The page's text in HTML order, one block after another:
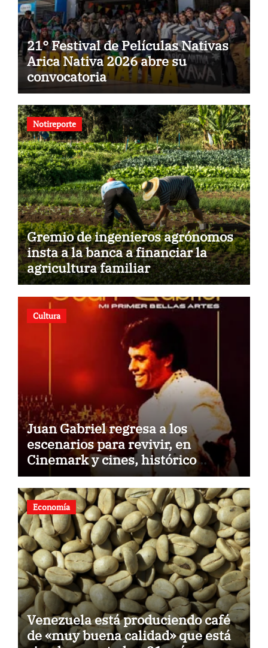
21° Festival de Películas Nativas
Arica Nativa 2026 abre su
convocatoria
Notireporte
Gremio de ingenieros agrónomos
insta a la banca a financiar la
agricultura familiar
Cultura
Juan Gabriel regresa a los
escenarios para revivir, en
Cinemark y cines, histórico
concierto en Palacio de Bellas
Artes
Economía
Venezuela está produciendo café
de «muy buena calidad» que está